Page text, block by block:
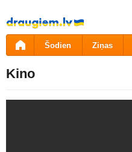
Pāriet
uz
saturu
Šodien Ziņas
Kino